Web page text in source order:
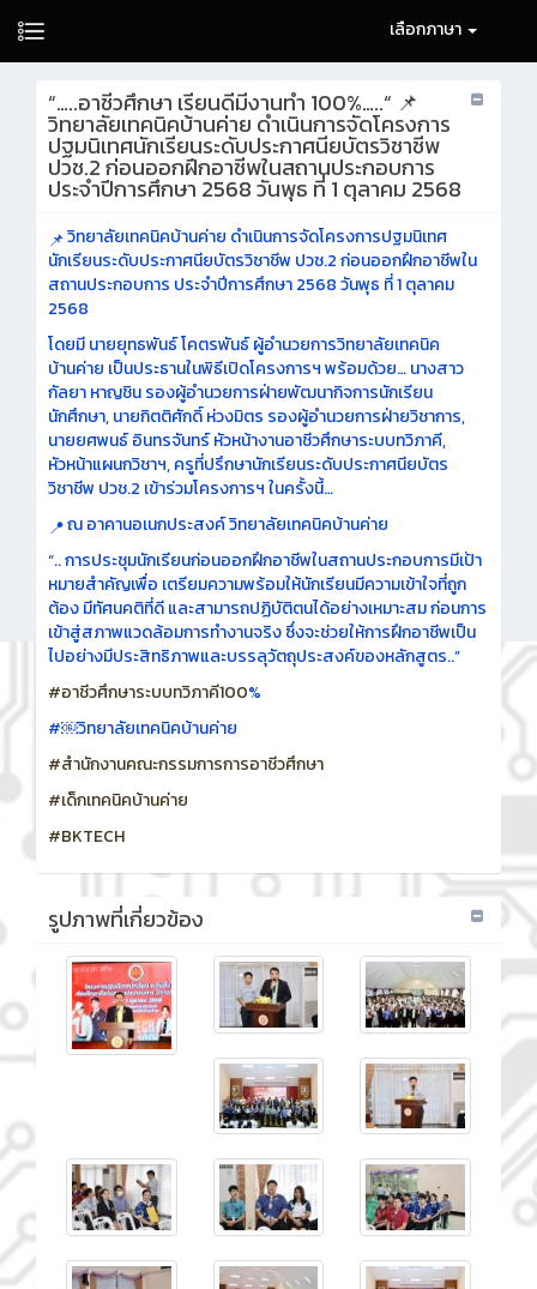
เลือกภาษา
“…..อาชีวศึกษา เรียนดีมีงานทำ 100%…..“ 📌
วิทยาลัยเทคนิคบ้านค่าย ดำเนินการจัดโครงการ
ปฐมนิเทศนักเรียนระดับประกาศนียบัตรวิชาชีพ
ปวช.2 ก่อนออกฝึกอาชีพในสถานประกอบการ
ประจำปีการศึกษา 2568 วันพุธ ที่ 1 ตุลาคม 2568
วิทยาลัยเทคนิคบ้านค่าย ดำเนินการจัดโครงการปฐมนิเทศ
นักเรียนระดับประกาศนียบัตรวิชาชีพ ปวช.2 ก่อนออกฝึกอาชีพใน
สถานประกอบการ ประจำปีการศึกษา 2568 วันพุธ ที่ 1 ตุลาคม
2568
โดยมี นายยุทธพันธ์ โคตรพันธ์ ผู้อำนวยการวิทยาลัยเทคนิค
บ้านค่าย เป็นประธานในพิธีเปิดโครงการฯ พร้อมด้วย… นางสาว
กัลยา หาญชิน รองผู้อำนวยการฝ่ายพัฒนากิจการนักเรียน
นักศึกษา, นายกิตติศักดิ์ ห่วงมิตร รองผู้อำนวยการฝ่ายวิชาการ,
นายยศพนธ์ อินทรจันทร์ หัวหน้างานอาชีวศึกษาระบบทวิภาคี,
หัวหน้าแผนกวิชาฯ, ครูที่ปรึกษานักเรียนระดับประกาศนียบัตร
วิชาชีพ ปวช.2 เข้าร่วมโครงการฯ ในครั้งนี้…
ณ อาคานอเนกประสงค์ วิทยาลัยเทคนิคบ้านค่าย
“.. การประชุมนักเรียนก่อนออกฝึกอาชีพในสถานประกอบการมีเป้า
หมายสำคัญเพื่อ เตรียมความพร้อมให้นักเรียนมีความเข้าใจที่ถูก
ต้อง มีทัศนคติที่ดี และสามารถปฏิบัติตนได้อย่างเหมาะสม ก่อนการ
เข้าสู่สภาพแวดล้อมการทำงานจริง ซึ่งจะช่วยให้การฝึกอาชีพเป็น
ไปอย่างมีประสิทธิภาพและบรรลุวัตถุประสงค์ของหลักสูตร..”
#อาชีวศึกษาระบบทวิภาคี100%
#￼วิทยาลัยเทคนิคบ้านค่าย
#สำนักงานคณะกรรมการการอาชีวศึกษา
#เด็กเทคนิคบ้านค่าย
#BKTECH
รูปภาพที่เกี่ยวข้อง